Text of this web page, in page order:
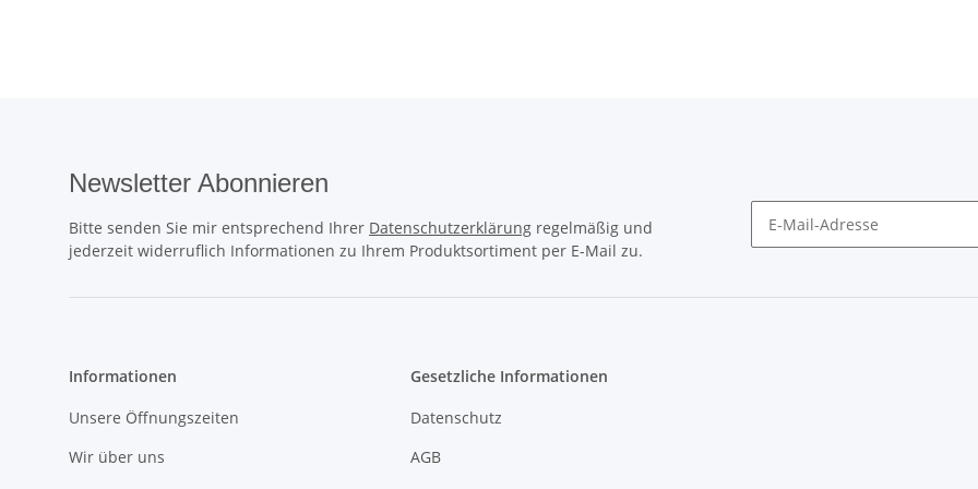
Newsletter Abonnieren
Bitte senden Sie mir entsprechend Ihrer Datenschutzerklärung regelmäßig und
jederzeit widerruflich Informationen zu Ihrem Produktsortiment per E-Mail zu.
Informationen
Unsere Öffnungszeiten
Wir über uns
Gesetzliche Informationen
Datenschutz
AGB